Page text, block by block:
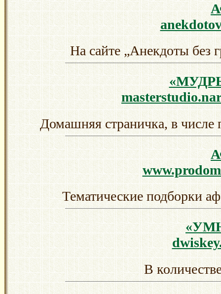
На сайте „Анекдоты без
Домашняя страничка, в числе
Тематические подборки
В